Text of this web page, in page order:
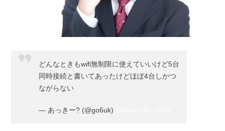
どんなときもwifi無制限に使えていいけど5台
同時接続と書いてあったけどほぼ4台しかつ
ながらない
— あっきー? (@go6uk)